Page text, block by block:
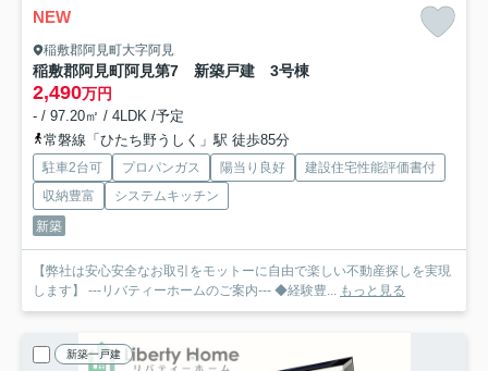
NEW
稲敷郡阿見町大字阿見
稲敷郡阿見町阿見第7 新築戸建 3号棟
2,490万円
- / 97.20㎡ / 4LDK /予定
常磐線「ひたち野うしく」駅 徒歩85分
駐車2台可 プロパンガス 陽当り良好
建設住宅性能評価書付
収納豊富
システムキッチン
新築
【弊社は安心安全なお取引をモットーに自由で楽しい不動産探しを実現
します】 ---リバティーホームのご案内--- ◆経験豊... もっと見る
新築一戸建